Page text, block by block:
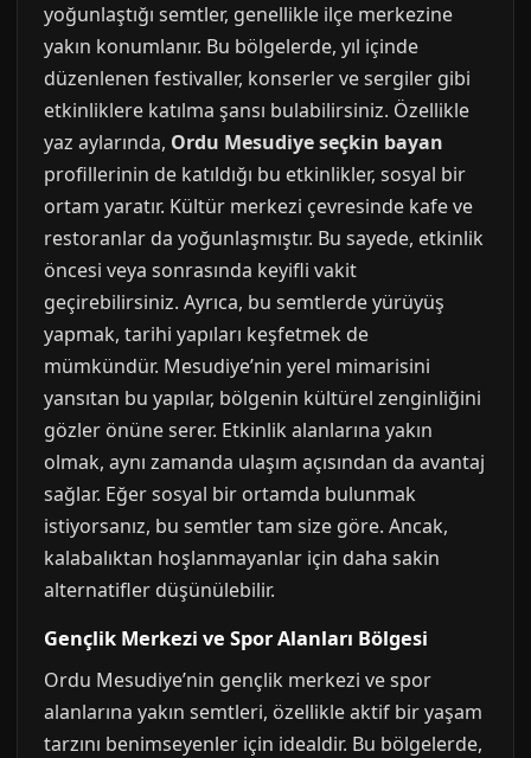
yoğunlaştığı semtler, genellikle ilçe merkezine
yakın konumlanır. Bu bölgelerde, yıl içinde
düzenlenen festivaller, konserler ve sergiler gibi
etkinliklere katılma şansı bulabilirsiniz. Özellikle
yaz aylarında, Ordu Mesudiye seçkin bayan
profillerinin de katıldığı bu etkinlikler, sosyal bir
ortam yaratır. Kültür merkezi çevresinde kafe ve
restoranlar da yoğunlaşmıştır. Bu sayede, etkinlik
öncesi veya sonrasında keyifli vakit
geçirebilirsiniz. Ayrıca, bu semtlerde yürüyüş
yapmak, tarihi yapıları keşfetmek de
mümkündür. Mesudiye’nin yerel mimarisini
yansıtan bu yapılar, bölgenin kültürel zenginliğini
gözler önüne serer. Etkinlik alanlarına yakın
olmak, aynı zamanda ulaşım açısından da avantaj
sağlar. Eğer sosyal bir ortamda bulunmak
istiyorsanız, bu semtler tam size göre. Ancak,
kalabalıktan hoşlanmayanlar için daha sakin
alternatifler düşünülebilir.
Gençlik Merkezi ve Spor Alanları Bölgesi
Ordu Mesudiye’nin gençlik merkezi ve spor
alanlarına yakın semtleri, özellikle aktif bir yaşam
tarzını benimseyenler için idealdir. Bu bölgelerde,